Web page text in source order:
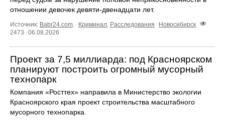
отношении девочек девяти-двенадцати лет.
Источник: Babr24.com Криминал Расследования
Новосибирск
2473
06.08.2026
Проект за 7,5 миллиарда: под Красноярском
планируют построить огромный мусорный
технопарк
Компания «Росттех» направила в Министерство экологии
Красноярского края проект строительства масштабного
мусорного технопарка.